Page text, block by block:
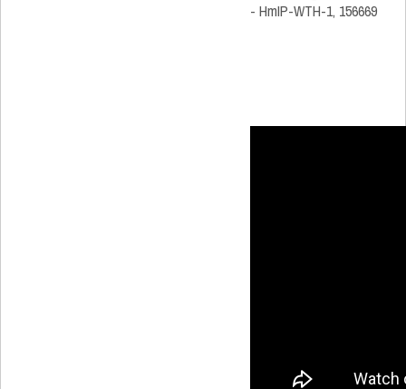
- HmIP-WTH-1, 156669